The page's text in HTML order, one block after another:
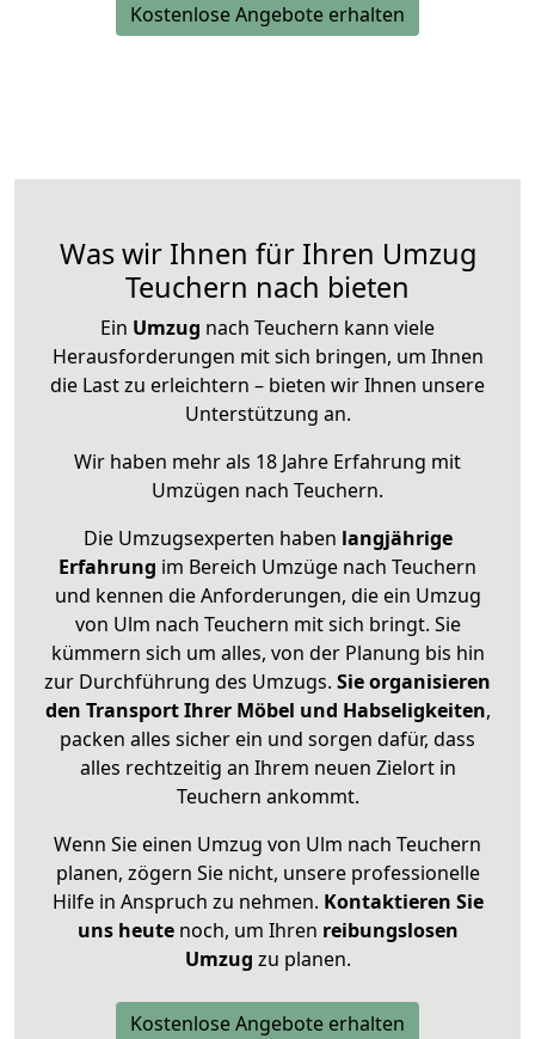
Kostenlose Angebote erhalten
Was wir Ihnen für Ihren Umzug
Teuchern nach bieten
Ein Umzug nach Teuchern kann viele
Herausforderungen mit sich bringen, um Ihnen
die Last zu erleichtern – bieten wir Ihnen unsere
Unterstützung an.
Wir haben mehr als 18 Jahre Erfahrung mit
Umzügen nach Teuchern.
Die Umzugsexperten haben langjährige
Erfahrung im Bereich Umzüge nach Teuchern
und kennen die Anforderungen, die ein Umzug
von Ulm nach Teuchern mit sich bringt. Sie
kümmern sich um alles, von der Planung bis hin
zur Durchführung des Umzugs. Sie organisieren
den Transport Ihrer Möbel und Habseligkeiten,
packen alles sicher ein und sorgen dafür, dass
alles rechtzeitig an Ihrem neuen Zielort in
Teuchern ankommt.
Wenn Sie einen Umzug von Ulm nach Teuchern
planen, zögern Sie nicht, unsere professionelle
Hilfe in Anspruch zu nehmen. Kontaktieren Sie
uns heutenoch, um Ihren reibungslosen
Umzug zu planen.
Kostenlose Angebote erhalten